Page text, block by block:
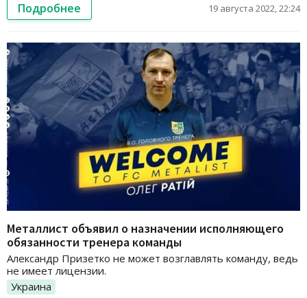
Подробнее 19 августа 2022, 22:24
Металлист объявил о назначении исполняющего
обязанности тренера команды
Александр Призетко не может возглавлять команду, ведь
не имеет лицензии.
Украина